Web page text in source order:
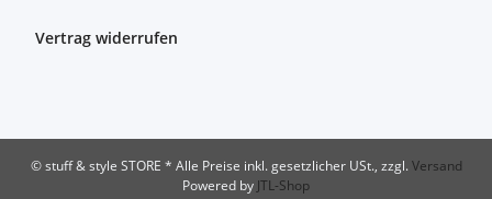
Vertrag widerrufen
© stuff & style STORE * Alle Preise inkl. gesetzlicher USt., zzgl.Versand
Powered by JTL-Shop